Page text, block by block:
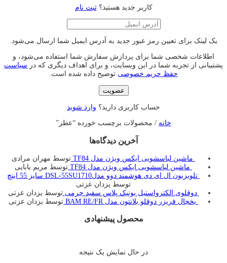
کاربر جدید هستید؟ثبت نام
یک لینک برای تعیین رمز عبور جدید به آدرس ایمیل شما ارسال می‌شود.
اطلاعات شخصی شما برای پردازش سفارش شما استفاده می‌شود، و
پشتیبانی از تجربه شما در این وبسایت، و برای اهداف دیگری که در سیاست
حفظ حریم خصوصی توضیح داده شده است.
عضویت
حساب کاربری دارید؟ وارد شوید
خانه / محصولات برچسب خورده “عطر”
آخرین دیدگاه‌ها
ماشین لباسشویی ایکس ویژن مدل TF84
توسط مهران مرادی
ماشین لباسشویی ایکس ویژن مدل TF84
توسط مریم بابایی
تلویزیون ال ای دی هوشمند دوو مدلDSL-55SU1710 سایز 55 اینچ
توسط یزدان عزتی
دوقلوی الکترواستیل یونیک پلاس سفید چرمی توسط یزدان عزتی
یخچال فريزر دوقلو بلانتون مدل BAM RE/FR
توسط یزدان عزتی
محصول پیشنهادی
در حال نمایش یک نتیجه